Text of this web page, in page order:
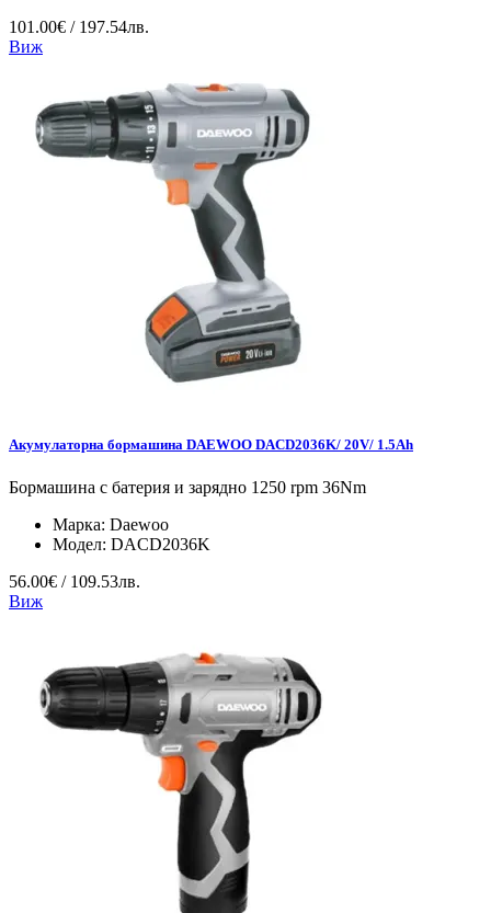
101.00€ / 197.54лв.
Виж
Акумулаторна бормашина DAEWOO DACD2036K/ 20V/ 1.5Ah
Бормашина с батерия и зарядно 1250 rpm 36Nm
Марка: Daewoo
Модел: DACD2036K
56.00€ / 109.53лв.
Виж